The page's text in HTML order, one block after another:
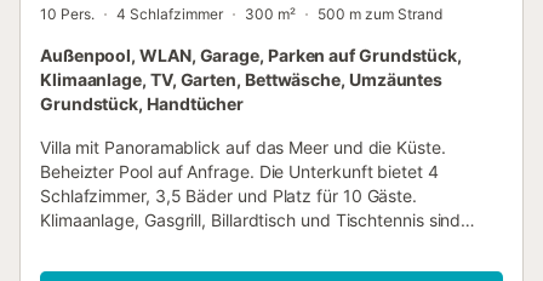
10 Pers. 4 Schlafzimmer 300 m² 500 m zum Strand
Außenpool, WLAN, Garage, Parken auf Grundstück,
Klimaanlage, TV, Garten, Bettwäsche, Umzäuntes
Grundstück, Handtücher
Villa mit Panoramablick auf das Meer und die Küste.
Beheizter Pool auf Anfrage. Die Unterkunft bietet 4
Schlafzimmer, 3,5 Bäder und Platz für 10 Gäste.
Klimaanlage, Gasgrill, Billardtisch und Tischtennis sind
Parkmöglichkeiten auf dem Grundstück. Bettwäsche,